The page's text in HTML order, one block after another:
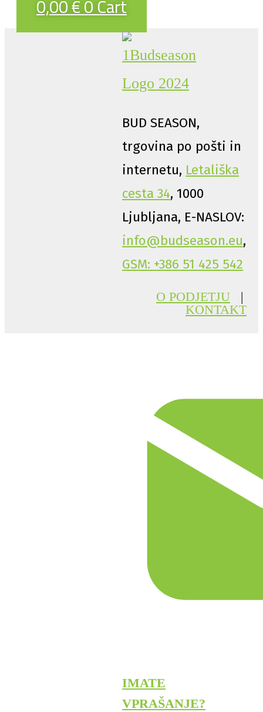
0,00€0Cart
BUD SEASON,
trgovina po pošti in
internetu, Letališka
cesta 34, 1000
Ljubljana, E-NASLOV:
info@budseason.eu,
GSM: +386 51 425 542
O PODJETJU |
KONTAKT
IMATE
VPRAŠANJE?